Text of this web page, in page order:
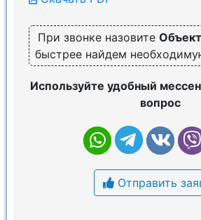
При звонке назовите
быстрее найдем
Используйте удобный
вопрос
Отправить